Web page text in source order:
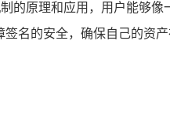
原理和应用，用户能够
名的安全，确保自己的资产